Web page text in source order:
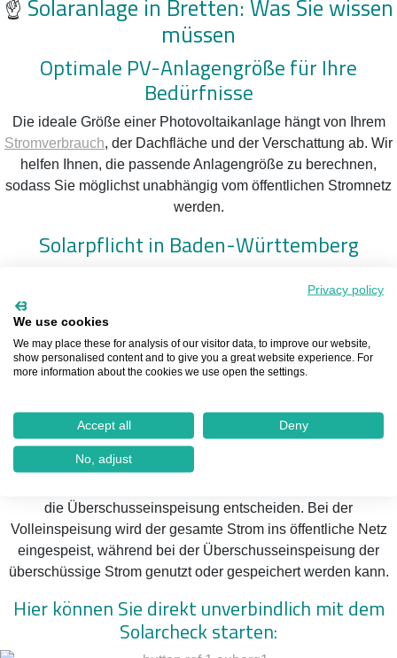
☝️ Solaranlage in Bretten: Was Sie wissen
müssen
Optimale PV-Anlagengröße für Ihre
Bedürfnisse
Die ideale Größe einer Photovoltaikanlage hängt von Ihrem
Stromverbrauch, der Dachfläche und der Verschattung ab. Wir
helfen Ihnen, die passende Anlagengröße zu berechnen,
sodass Sie möglichst unabhängig vom öffentlichen Stromnetz
werden.
Solarpflicht in Baden-Württemberg
Photovoltaik-Pflicht für Neubauten. Seit dem 1. Januar 2023
betrifft dies auch Sanierungen bestehender Dächer. Diese
Regelung trägt dazu bei, die Klimaneutralität des
Bundeslandes bis 2040 zu erreichen.
Bretten
Volleinspeisung vs. Überschusseinspeisung
die Überschusseinspeisung entscheiden. Bei der
Volleinspeisung wird der gesamte Strom ins öffentliche Netz
eingespeist, während bei der Überschusseinspeisung der
überschüssige Strom genutzt oder gespeichert werden kann.
Hier können Sie direkt unverbindlich mit dem
Solarcheck starten:
Privacy policy
We use cookies
We may place these for analysis of our visitor data, to improve our website,
show personalised content and to give you a great website experience. For
more information about the cookies we use open the settings.
Accept all Deny
No, adjust